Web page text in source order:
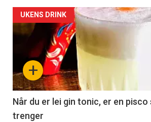
Forsiden
akkurat
nå
-
2
+
UKENS DRINK
Når du er lei gin tonic, er en
trenger